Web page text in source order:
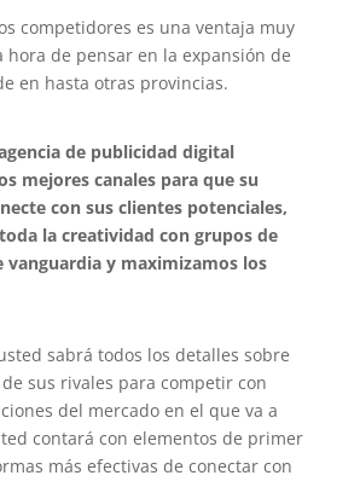
competidores es una ventaja muy
hora de pensar en la expansión de
en hasta otras provincias.
de publicidad digital
mejores canales para que su
con sus clientes potenciales,
la creatividad con grupos de
vanguardia y maximizamos los
sabrá todos los detalles sobre
sus rivales para competir con
del mercado en el que va a
contará con elementos de primer
más efectivas de conectar con